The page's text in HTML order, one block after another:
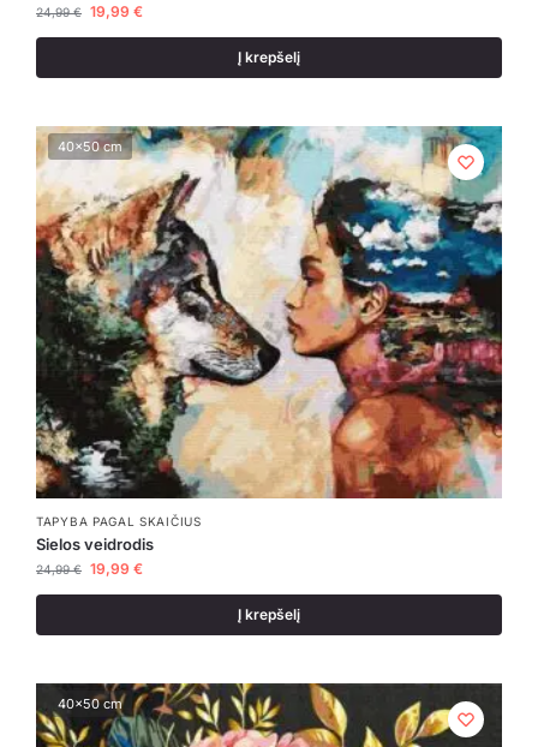
24,99€ 19,99 €
Į krepšelį
40x50 cm
TAPYBA PAGAL SKAIČIUS
Sielos veidrodis
24,99€ 19,99 €
Į krepšelį
40x50 cm